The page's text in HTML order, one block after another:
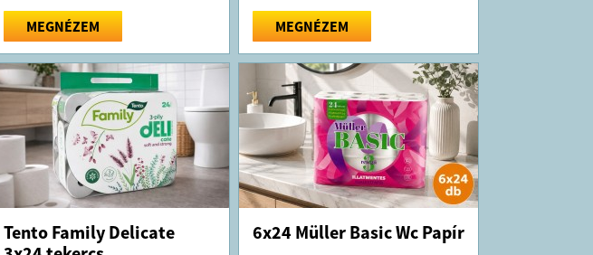
MEGNÉZEM
MEGNÉZEM
Tento Family Delicate
6x24 Müller Basic Wc Papír